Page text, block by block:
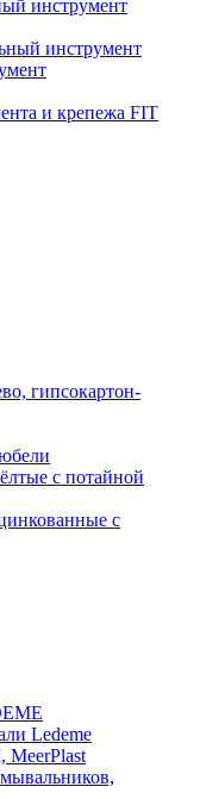
инструмент
инструмент
и крепежа FIT
гипсокартон-
с потайной
с
Ledeme
MeerPlast